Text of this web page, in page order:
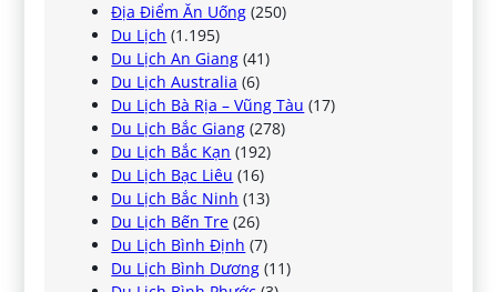
Địa Điểm Ăn Uống (250)
Du Lịch (1.195)
Du Lịch An Giang (41)
Du Lịch Australia (6)
Du Lịch Bà Rịa – Vũng Tàu (17)
Du Lịch Bắc Giang (278)
Du Lịch Bắc Kạn (192)
Du Lịch Bạc Liêu (16)
Du Lịch Bắc Ninh (13)
Du Lịch Bến Tre (26)
Du Lịch Bình Định (7)
Du Lịch Bình Dương (11)